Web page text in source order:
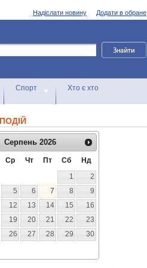
Додати в обране
Надіслати новину
Спорт Хто є хто
Серпень 2026
Ср Чт Пт Сб
Нд
1
2
5 6 7 8
9
12 13 14 15
16
19 20 21 22
23
26 27 28 29
30